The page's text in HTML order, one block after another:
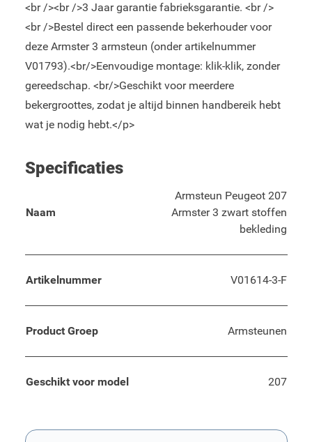
<br /><br />3 Jaar garantie fabrieksgarantie. <br />
<br />Bestel direct een passende bekerhouder voor
deze Armster 3 armsteun (onder artikelnummer
V01793).<br/>Eenvoudige montage: klik-klik, zonder
gereedschap. <br/>Geschikt voor meerdere
bekergroottes, zodat je altijd binnen handbereik hebt
wat je nodig hebt.</p>
Specificaties
Naam
Armsteun Peugeot 207
Armster 3 zwart stoffen
bekleding
Artikelnummer V01614-3-F
Product Groep Armsteunen
Geschikt voor model 207